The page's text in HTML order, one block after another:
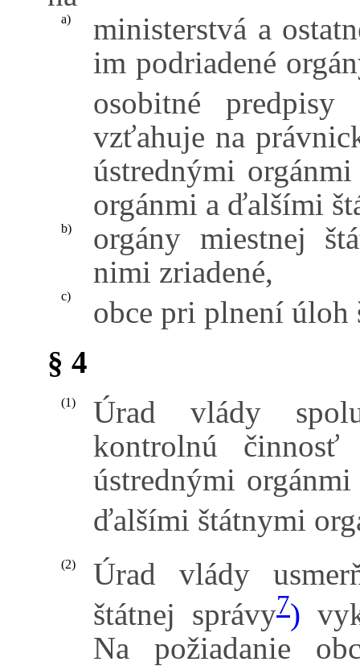
a)
ministerstvá a
im podriadené
osobitné predpisy
vzťahuje na
ústrednými
orgánmi a ďalšími
b)
orgány miestnej
nimi zriadené,
c)
obce pri plnení úloh
§ 4
(1)
Úrad vlády
kontrolnú
ústrednými
ďalšími štátnymi
(2)
Úrad vlády
štátnej správy7)
Na požiadanie